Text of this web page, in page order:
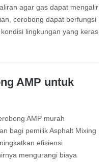
agar gas dapat mengalir
cerobong dapat berfungsi
lingkungan yang keras
AMP untuk
AMP murah
bagi pemilik Asphalt Mixing
efisiensi
mengurangi biaya